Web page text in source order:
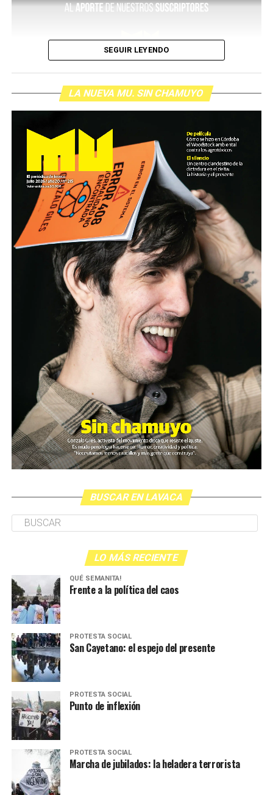
SEGUIR LEYENDO
LA NUEVA MU. SIN CHAMUYO
BUSCAR EN LAVACA
LO MÁS RECIENTE
QUÉ SEMANITA!
Frente a la política del caos
PROTESTA SOCIAL
San Cayetano: el espejo del presente
PROTESTA SOCIAL
Punto de inflexión
PROTESTA SOCIAL
Marcha de jubilados: la heladera terrorista